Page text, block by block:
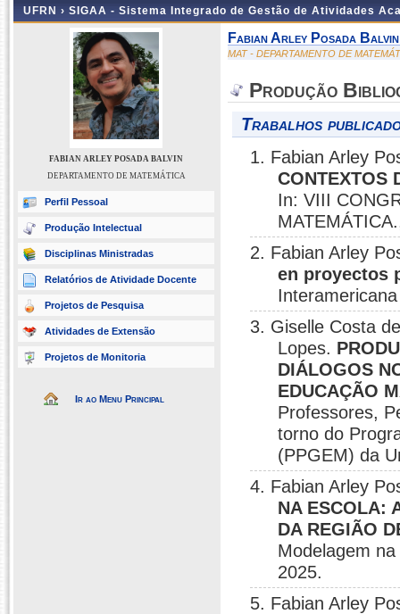
UFRN › SIGAA - Sistema Integrado de Gestão de Atividades
FABIAN ARLEY POSADA BALVIN
DEPARTAMENTO DE MATEMÁTICA
Perfil Pessoal
Produção Intelectual
Disciplinas Ministradas
Relatórios de Atividade Docente
Projetos de Pesquisa
Atividades de Extensão
Projetos de Monitoria
Ir ao Menu Principal
Fabian Arley Posada Balvin
MAT - DEPARTAMENTO DE
Produção
Trabalhos
1. Fabian Arley
CONTEXTOS
In: VIII
2. Fabian Arley
en proyectos
3. Giselle Costa
Lopes.
DIÁLOGOS
EDUCAÇÃO
Professores,
torno do
(PPGEM) da
4. Fabian Arley
NA ESCOLA:
DA REGIÃO
Modelagem
2025.
5. Fabian Arley